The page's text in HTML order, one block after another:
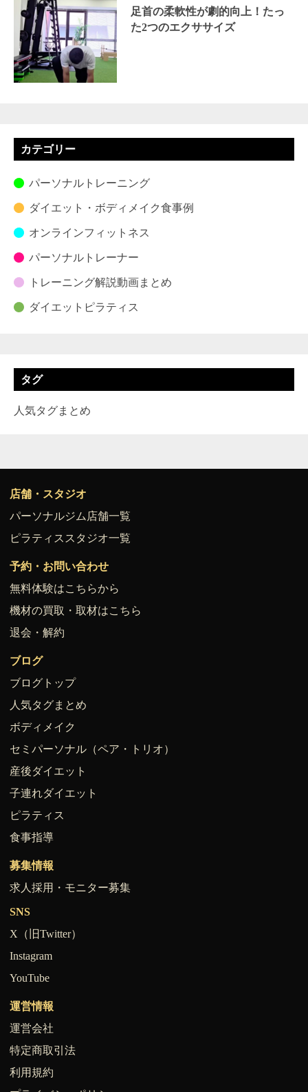
足首の柔軟性が劇的向上！たっ
た2つのエクササイズ
カテゴリー
パーソナルトレーニング
ダイエット・ボディメイク食事例
オンラインフィットネス
パーソナルトレーナー
トレーニング解説動画まとめ
ダイエットピラティス
タグ
人気タグまとめ
店舗・スタジオ
パーソナルジム店舗一覧
ピラティススタジオ一覧
予約・お問い合わせ
無料体験はこちらから
機材の買取・取材はこちら
退会・解約
ブログ
ブログトップ
人気タグまとめ
ボディメイク
セミパーソナル（ペア・トリオ）
産後ダイエット
子連れダイエット
ピラティス
食事指導
募集情報
求人採用・モニター募集
SNS
X（旧Twitter）
Instagram
YouTube
運営情報
運営会社
特定商取引法
利用規約